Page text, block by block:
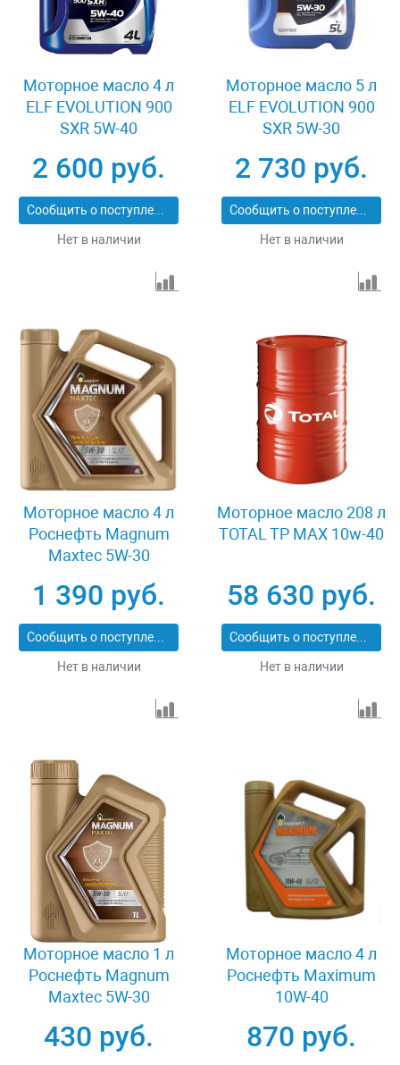
Моторное масло 4 л
ELF EVOLUTION 900
SXR 5W-40
2 600 руб.
Сообщить о поступлении
Нет в наличии
Моторное масло 5 л
ELF EVOLUTION 900
SXR 5W-30
2 730 руб.
Сообщить о поступлении
Нет в наличии
Моторное масло 4 л
Роснефть Magnum
Maxtec 5W-30
1 390 руб.
Сообщить о поступлении
Нет в наличии
Моторное масло 208 л
TOTAL TP MAX 10w-40
58 630 руб.
Сообщить о поступлении
Нет в наличии
Моторное масло 1 л
Роснефть Magnum
Maxtec 5W-30
430 руб.
Моторное масло 4 л
Роснефть Maximum
10W-40
870 руб.